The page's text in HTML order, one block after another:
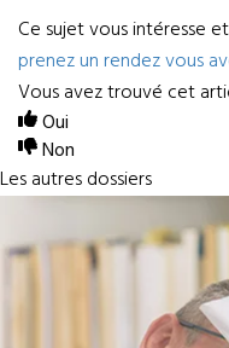
Ce sujet vous intéresse
prenez un rendez vous
Vous avez trouvé cet
Oui
Non
Les autres dossiers